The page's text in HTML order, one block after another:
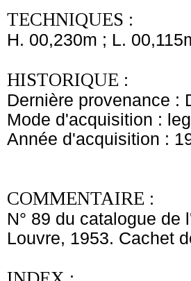
TECHNIQUES :
H. 00,230m ; L.
HISTORIQUE :
Dernière provenance :
Mode d'acquisition :
Année d'acquisition :
COMMENTAIRE :
N° 89 du catalogue
Louvre, 1953. Cachet